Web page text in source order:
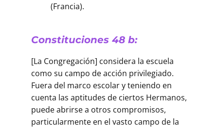
(Francia).
Constituciones 48 b:
[La Congregación] considera la escuela
como su campo de acción privilegiado.
Fuera del marco escolar y teniendo en
cuenta las aptitudes de ciertos Hermanos,
puede abrirse a otros compromisos,
particularmente en el vasto campo de la